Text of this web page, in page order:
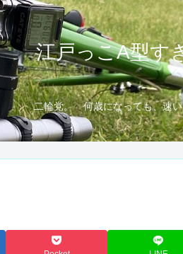
江戸っこA型す
二輪党。 何歳になっても、速